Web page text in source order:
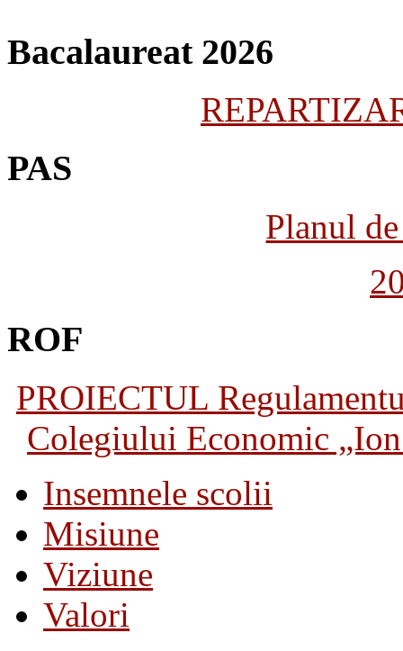
Bacalaureat 2026
PAS
Planul
ROF
PROIECTUL
Colegiului Economic
Insemnele scolii
Misiune
Viziune
Valori